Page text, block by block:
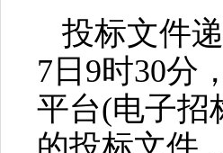
投标文件
7 日 9时30分
平台(电子招